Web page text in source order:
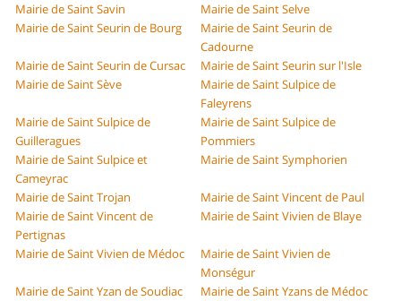
Mairie de Saint Savin
Mairie de Saint Selve
Mairie de Saint Seurin de Bourg
Mairie de Saint Seurin de
Cadourne
Mairie de Saint Seurin de Cursac
Mairie de Saint Seurin sur l'Isle
Mairie de Saint Sève
Mairie de Saint Sulpice de
Faleyrens
Mairie de Saint Sulpice de
Guilleragues
Mairie de Saint Sulpice de
Pommiers
Mairie de Saint Sulpice et
Cameyrac
Mairie de Saint Symphorien
Mairie de Saint Trojan
Mairie de Saint Vincent de Paul
Mairie de Saint Vincent de
Pertignas
Mairie de Saint Vivien de Blaye
Mairie de Saint Vivien de Médoc
Mairie de Saint Vivien de
Monségur
Mairie de Saint Yzan de Soudiac
Mairie de Saint Yzans de Médoc